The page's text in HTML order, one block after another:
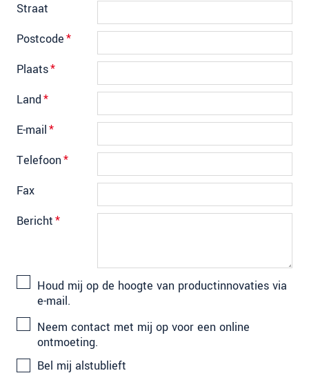
Straat
Postcode*
Plaats*
Land*
E-mail*
Telefoon*
Fax
Bericht*
Houd mij op de hoogte van productinnovaties via
e-mail.
Neem contact met mij op voor een online
ontmoeting.
Bel mij alstublieft